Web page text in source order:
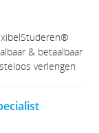
& betaalbaar
verlengen